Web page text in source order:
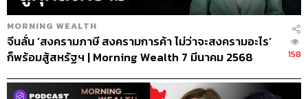
MORNING WEALTH
จีนลั่น ‘สงครามภาษี สงครามการค้า ไม่ว่าจะสงครามอะไร’
ก็พร้อมสู้สหรัฐฯ | Morning Wealth 7 มีนาคม 2568
158